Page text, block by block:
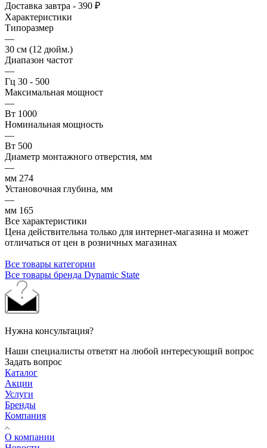
Доставка завтра - 390 ₽
Характеристики
Типоразмер
—
30 см (12 дюйм.)
Диапазон частот
—
Гц 30 - 500
Максимальная мощност
—
Вт 1000
Номинальная мощность
—
Вт 500
Диаметр монтажного отверстия, мм
—
мм 274
Установочная глубина, мм
—
мм 165
Все характеристики
Цена действительна только для интернет-магазина и может
отличаться от цен в розничных магазинах
Все товары категории
Все товары бренда Dynamic State
Нужна консультация?
Наши специалисты ответят на любой интересующий вопрос
Задать вопрос
Каталог
Акции
Услуги
Бренды
Компания
О компании